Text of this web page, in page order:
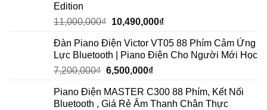
Edition
11,000,000₫ 10,490,000₫
Đàn Piano Điện Victor VT05 88 Phím Cảm Ứng
Lực Bluetooth | Piano Điện Cho Người Mới Học
7,200,000₫ 6,500,000₫
Piano Điện MASTER C300 88 Phím, Kết Nối
Bluetooth , Giá Rẻ Âm Thanh Chân Thực